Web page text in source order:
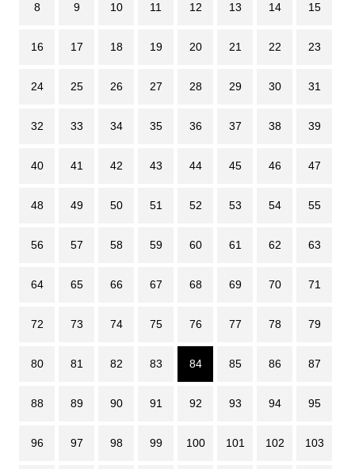
8 9 10 11 12 13 14 15
16 17 18 19 20 21 22 23
24 25 26 27 28 29 30 31
32 33 34 35 36 37 38 39
40 41 42 43 44 45 46 47
48 49 50 51 52 53 54 55
56 57 58 59 60 61 62 63
64 65 66 67 68 69 70 71
72 73 74 75 76 77 78 79
80 81 82 83 84 85 86 87
88 89 90 91 92 93 94 95
96 97 98 99 100 101 102 103